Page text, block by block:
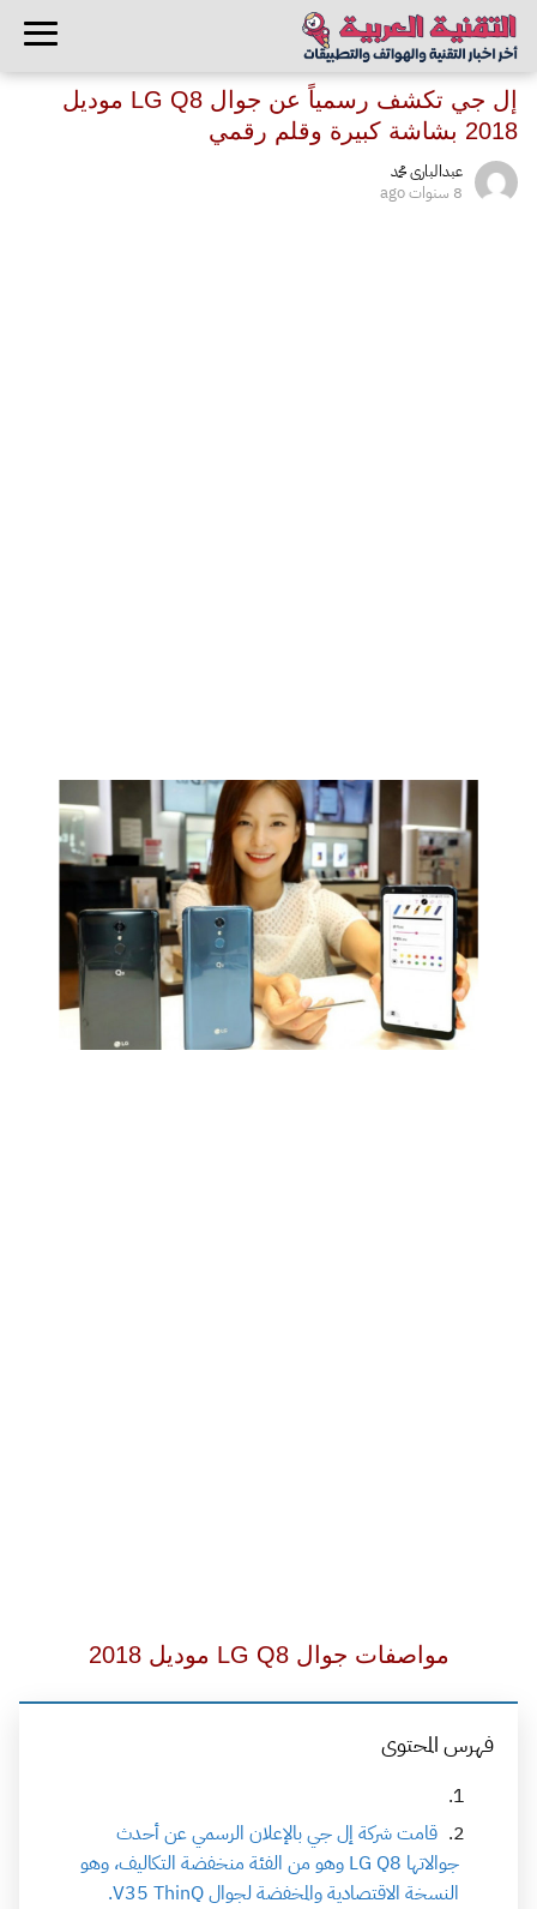
إل جي تكشف رسمياً عن جوال LG Q8 موديل
2018 بشاشة كبيرة وقلم رقمي
عبدالبارى محمد
8 سنوات ago
مواصفات جوال LG Q8 موديل 2018
فهرس المحتوى
قامت شركة إل جي بالإعلان الرسمي عن أحدث
جوالاتها LG Q8 وهو من الفئة منخفضة التكاليف، وهو
النسخة الاقتصادية والمخفضة لجوال V35 ThinQ.